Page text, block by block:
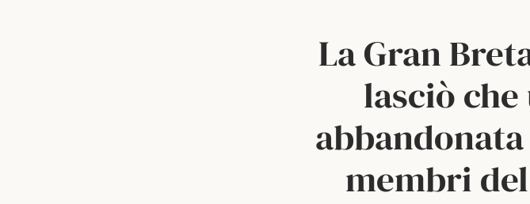
La Gran
lasciò
membri